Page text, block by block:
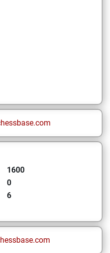
1600
0
6